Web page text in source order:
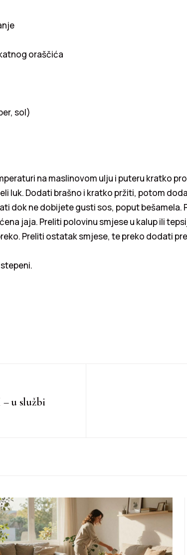
oraščića
sol)
na maslinovom ulju i puteru kratko
luk. Dodati brašno i kratko pržiti, potom
dok ne dobijete gusti sos, poput bešamela.
jaja. Preliti polovinu smjese u kalup ili
Preliti ostatak smjese, te preko dodati
– u službi